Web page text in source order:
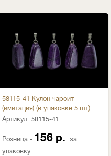
58115-41 Кулон чароит
(имитация) (в упаковке 5 шт)
Артикул: 58115-41
Розница - 156 р. за
упаковку